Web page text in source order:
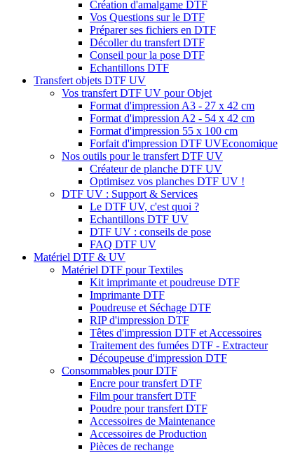
Création d'amalgame DTF
Vos Questions sur le DTF
Préparer ses fichiers en DTF
Décoller du transfert DTF
Conseil pour la pose DTF
Echantillons DTF
Transfert objets DTF UV
Vos transfert DTF UV pour Objet
Format d'impression A3 - 27 x 42 cm
Format d'impression A2 - 54 x 42 cm
Format d'impression 55 x 100 cm
Forfait d'impression DTF UVEconomique
Nos outils pour le transfert DTF UV
Créateur de planche DTF UV
Optimisez vos planches DTF UV !
DTF UV : Support & Services
Le DTF UV, c'est quoi ?
Echantillons DTF UV
DTF UV : conseils de pose
FAQ DTF UV
Matériel DTF & UV
Matériel DTF pour Textiles
Kit imprimante et poudreuse DTF
Imprimante DTF
Poudreuse et Séchage DTF
RIP d'impression DTF
Têtes d'impression DTF et Accessoires
Traitement des fumées DTF - Extracteur
Découpeuse d'impression DTF
Consommables pour DTF
Encre pour transfert DTF
Film pour transfert DTF
Poudre pour transfert DTF
Accessoires de Maintenance
Accessoires de Production
Pièces de rechange